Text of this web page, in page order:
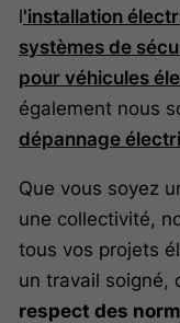
l'installation
systèmes de
pour véhicules
également nous
dépannage
Que vous soyez
une collectivité,
tous vos projets
un travail soigné,
respect des